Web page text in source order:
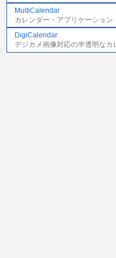
MultiCalendar
カレンダー・アプリケーション
DigiCalendar
デジカメ画像対応の半透明なカ